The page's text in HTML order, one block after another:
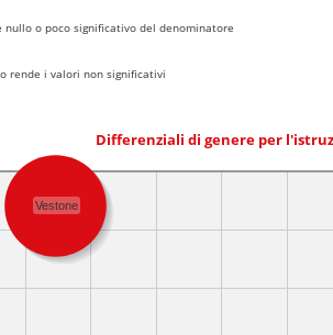
o poco significativo del denominatore
rende i valori non significativi
Differenziali di genere per
Vestone